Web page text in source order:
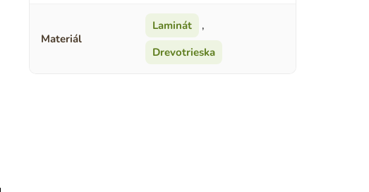
Materiál
Laminát
,
Drevotrieska